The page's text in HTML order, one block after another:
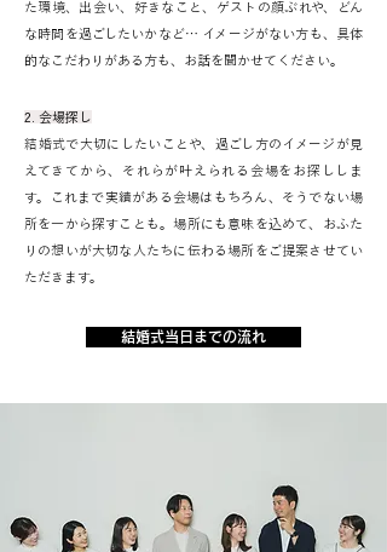
た環境、出会い、好きなこと、ゲストの顔ぶれや、どん
な時間を過ごしたいかなど… イメージがない方も、具体
的なこだわりがある方も、お話を聞かせてください。​
2. 会場探し
​結婚式で大切にしたいことや、過ごし方のイメージが見
えてきてから、それらが叶えられる会場をお探ししま
す。これまで実績がある会場はもちろん、そうでない場
所を一から探すことも。場所にも意味を込めて、おふた
りの想いが大切な人たちに伝わる場所をご提案させてい
ただきます。
結婚式当日までの流れ